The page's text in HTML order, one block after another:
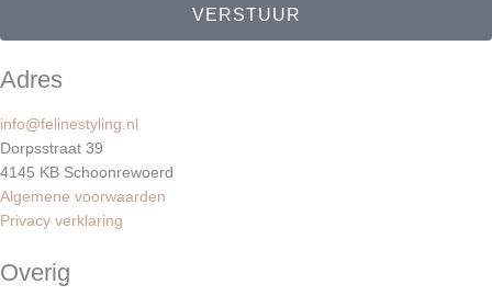
s
t
m
VERSTUUR
Adres
info@felinestyling.nl
Dorpsstraat 39
4145 KB Schoonrewoerd
Algemene voorwaarden
Privacy verklaring
Overig